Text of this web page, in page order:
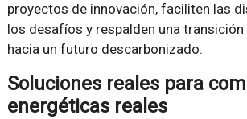
proyectos de innovación, faciliten las
los desafíos y respalden una
hacia un futuro descarbonizado.
Soluciones reales para
energéticas reales